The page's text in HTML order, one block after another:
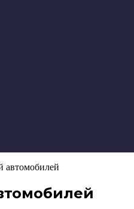
автомобилей